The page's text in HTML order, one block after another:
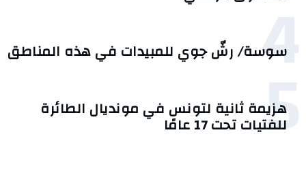
4
سوسة/ رشّ جوي للمبيدات في هذه المناطق
5
هزيمة ثانية لتونس في مونديال الطائرة
للفتيات تحت 17 عامًا